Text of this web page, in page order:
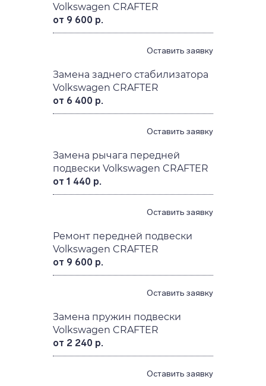
Volkswagen CRAFTER
от 9 600 р.
Оставить заявку
Замена заднего стабилизатора
Volkswagen CRAFTER
от 6 400 р.
Оставить заявку
Замена рычага передней
подвески Volkswagen CRAFTER
от 1 440 р.
Оставить заявку
Ремонт передней подвески
Volkswagen CRAFTER
от 9 600 р.
Оставить заявку
Замена пружин подвески
Volkswagen CRAFTER
от 2 240 р.
Оставить заявку